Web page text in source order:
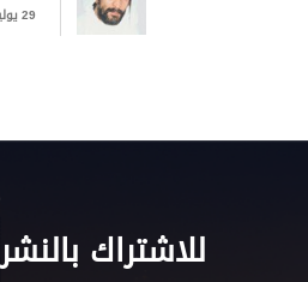
29 يوليو 2026
للاشتراك